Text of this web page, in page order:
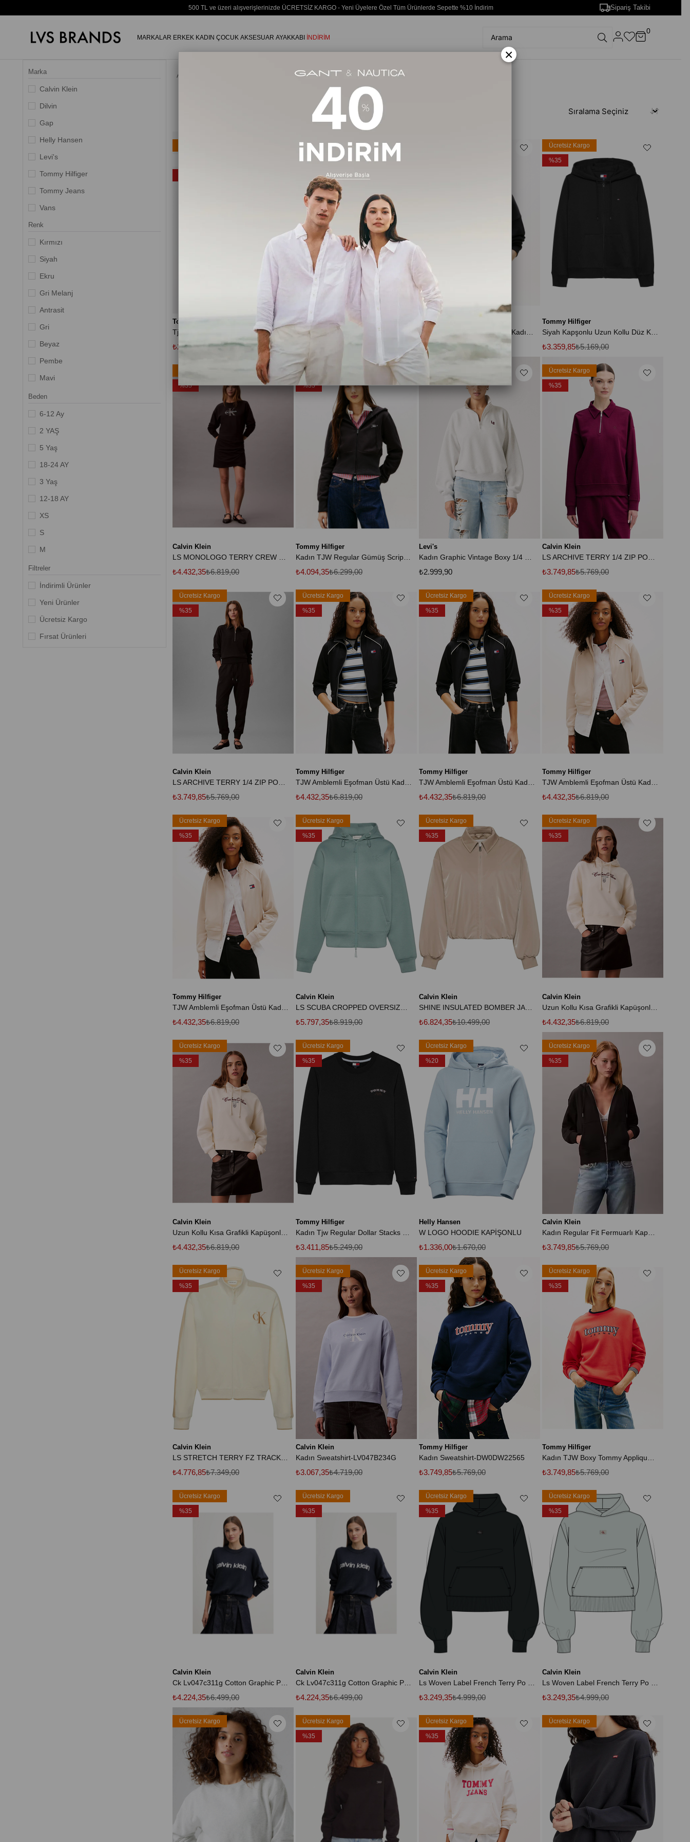
500 TL ve üzeri alışverişlerinizde ÜCRETSİZ KARGO - Yeni Üyelere Özel Tüm Ürünlerde Sepette %10 İndirim Sipariş Takibi
MARKALAR ERKEK KADIN ÇOCUK AKSESUAR AYAKKABI İNDİRİM
0
Marka
Calvin Klein
Dilvin
Gap
Helly Hansen
Levi's
Tommy Hilfiger
Tommy Jeans
Vans
Renk
Kırmızı
Siyah
Ekru
Gri Melanj
Antrasit
Gri
Beyaz
Pembe
Mavi
Stacked Snowflower Tonal White
Black
Greys
Camel
Hardal-Sarı
Lacivert
Beden
6-12 Ay
2 YAŞ
5 Yaş
18-24 AY
3 Yaş
12-18 AY
XS
S
M
L
XL
2XL
3XL
2XS
Filtreler
İndirimli Ürünler
Yeni Ürünler
Ücretsiz Kargo
Fırsat Ürünleri
Anasayfa ÜST GİYİM Sweatshirt
Tommy Hilfiger
₺2.989,35₺4.599,00
Tommy Hilfiger
Ücretsiz Kargo
Yeni Ürün
Tommy Jeans
₺3.736,85 ₺5.749,00
Tommy Hilfiger
Siyah Kapşonlu Uzun Kollu Düz Kazak
₺3.359,85₺5.169,00
Ücretsiz Kargo
%35
Calvin Klein
₺4.432,35₺6.819,00
%35
Tommy Hilfiger
Kadın TJW Regular Gümüş Script Hoodie
₺4.094,35₺6.299,00
Ücretsiz Kargo
%35
Levi's
₺2.999,90
Calvin Klein
LS ARCHIVE TERRY 1/4 ZIP POLO SW
₺3.749,85₺5.769,00
Ücretsiz Kargo
%35
Calvin Klein
LS ARCHIVE TERRY 1/4 ZIP POLO SW
₺3.749,85₺5.769,00
Ücretsiz Kargo
%35
Tommy Hilfiger
₺4.432,35₺6.819,00
Ücretsiz Kargo
%35
Tommy Hilfiger
₺4.432,35₺6.819,00
Ücretsiz Kargo
%35
Tommy Hilfiger
₺4.432,35₺6.819,00
Ücretsiz Kargo
%35
Tommy Hilfiger
₺4.432,35₺6.819,00
Ücretsiz Kargo
%35
Calvin Klein
₺5.797,35₺8.919,00
Ücretsiz Kargo
%35
Calvin Klein
SHINE INSULATED BOMBER JACKET Kadın Kahverengi Ceket
₺6.824,35₺10.499,00
Ücretsiz Kargo
%35
Calvin Klein
Uzun Kollu Kısa Grafikli Kapüşonlu Kadın Beyaz Sweatshirt LV047E208G-YAT
₺4.432,35₺6.819,00
Ücretsiz Kargo
%35
Calvin Klein
Uzun Kollu Kısa Grafikli Kapüşonlu Kadın Beyaz Sweatshirt LV047E208G-YAT
₺4.432,35₺6.819,00
Ücretsiz Kargo
%35
Tommy Hilfiger
₺3.411,85₺5.249,00
Ücretsiz Kargo
%35
Helly Hansen
W LOGO HOODIE KAPİŞONLU
₺1.336,00₺1.670,00
Ücretsiz Kargo
%20
Calvin Klein
Kadın Regular Fit Fermuarlı Kapüşonlu Sweatshirt - Siyah
₺3.749,85₺5.769,00
Ücretsiz Kargo
%35
Calvin Klein
LS STRETCH TERRY FZ TRACK JACKET Kadın Krem Sweatshirt
₺4.776,85₺7.349,00
Ücretsiz Kargo
%35
Calvin Klein
Kadın Sweatshirt-LV047B234G
₺3.067,35₺4.719,00
Ücretsiz Kargo
%35
Tommy Hilfiger
Kadın Sweatshirt-DW0DW22565
₺3.749,85₺5.769,00
Ücretsiz Kargo
%35
Tommy Hilfiger
₺3.749,85₺5.769,00
Ücretsiz Kargo
%35
Calvin Klein
Ck Lv047c311g Cotton Graphic Pullover Kadın Sweaters
₺4.224,35₺6.499,00
Ücretsiz Kargo
%35
Calvin Klein
Ck Lv047c311g Cotton Graphic Pullover Kadın Sweaters
₺4.224,35₺6.499,00
Ücretsiz Kargo
%35
Calvin Klein
₺3.249,35₺4.999,00
Ücretsiz Kargo
%35
Calvin Klein
₺3.249,35₺4.999,00
Ücretsiz Kargo
%35
Ücretsiz Kargo Ücretsiz Kargo
%35
Ücretsiz Kargo
%35
Ücretsiz Kargo
×